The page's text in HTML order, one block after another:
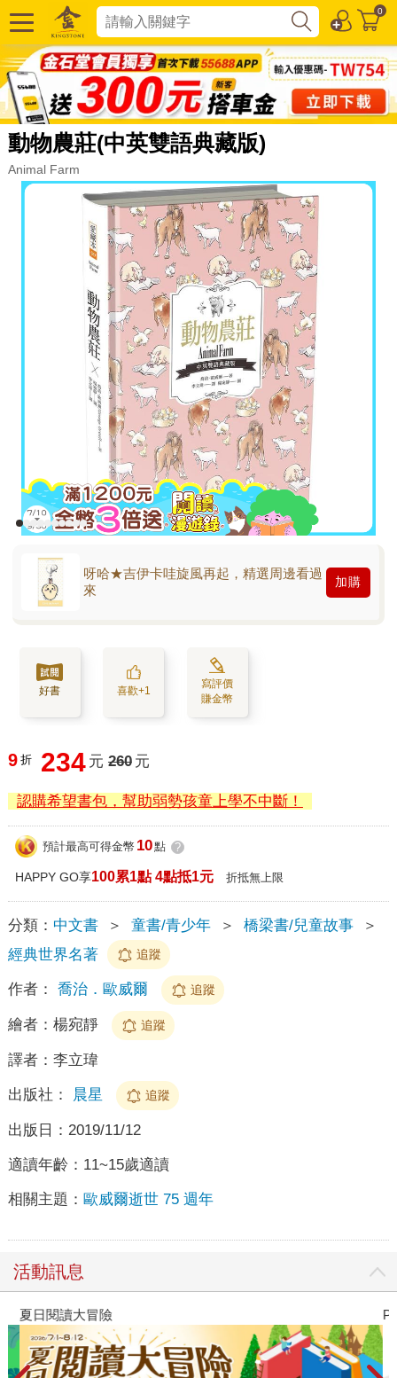
0
動物農莊(中英雙語典藏版)
Animal Farm
呀哈★吉伊卡哇旋風再起，精選周邊看過
來
加購
好書 喜歡+1
寫評價
賺金幣
9 折 234 元 260 元
認購希望書包，幫助弱勢孩童上學不中斷！
預計最高可得金幣 10點 ?
HAPPY GO享100累1點 4點抵1元 折抵無上限
分類： 中文書 ＞ 童書/青少年 ＞ 橋梁書/兒童故事
＞
經典世界名著
追蹤
作者： 喬治．歐威爾 追蹤
繪者： 楊宛靜 追蹤
譯者： 李立瑋
出版社： 晨星 追蹤
出版日： 2019/11/12
適讀年齡： 11~15歲適讀
相關主題： 歐威爾逝世 75 週年
活動訊息
夏日閱讀大冒險